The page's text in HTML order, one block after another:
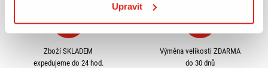
Upravit
Zboží SKLADEM
expedujeme do 24 hod.
Výměna velikosti ZDARMA
do 30 dnů